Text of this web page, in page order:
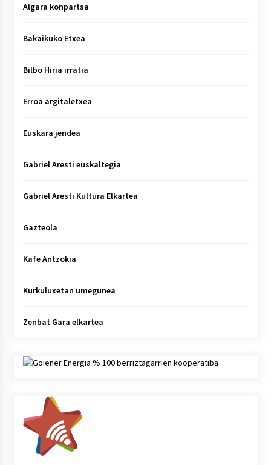
Algara konpartsa
Bakaikuko Etxea
Bilbo Hiria irratia
Erroa argitaletxea
Euskara jendea
Gabriel Aresti euskaltegia
Gabriel Aresti Kultura Elkartea
Gazteola
Kafe Antzokia
Kurkuluxetan umegunea
Zenbat Gara elkartea